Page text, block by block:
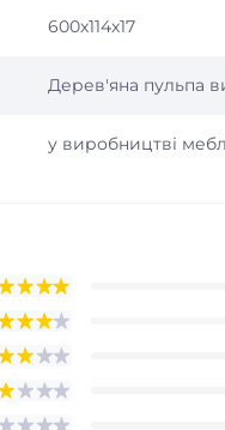
600x114x17
Дерев'яна пульпа
у виробництві